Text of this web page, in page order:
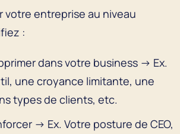
votre entreprise au niveau
:
dans votre business → Ex.
une croyance limitante, une
types de clients, etc.
→ Ex. Votre posture de CEO,